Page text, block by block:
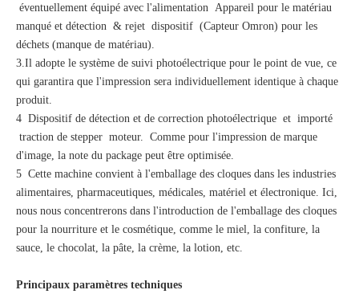
éventuellement équipé avec l'alimentation Appareil pour le matériau
manqué et détection & rejet dispositif (Capteur Omron) pour les
déchets (manque de matériau).
3.Il adopte le système de suivi photoélectrique pour le point de vue, ce
qui garantira que l'impression sera individuellement identique à chaque
produit.
4 Dispositif de détection et de correction photoélectrique et importé
traction de stepper moteur. Comme pour l'impression de marque
d'image, la note du package peut être optimisée.
5 Cette machine convient à l'emballage des cloques dans les industries
alimentaires, pharmaceutiques, médicales, matériel et électronique. Ici,
nous nous concentrerons dans l'introduction de l'emballage des cloques
pour la nourriture et le cosmétique, comme le miel, la confiture, la
sauce, le chocolat, la pâte, la crème, la lotion, etc.
Principaux paramètres techniques